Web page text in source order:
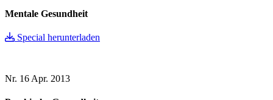
Mentale Gesundheit
Special herunterladen
Nr. 16 Apr. 2013